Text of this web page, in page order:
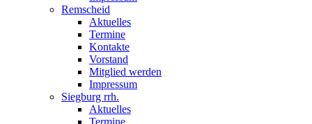
Remscheid
Aktuelles
Termine
Kontakte
Vorstand
Mitglied werden
Impressum
Siegburg rrh.
Aktuelles
Termine